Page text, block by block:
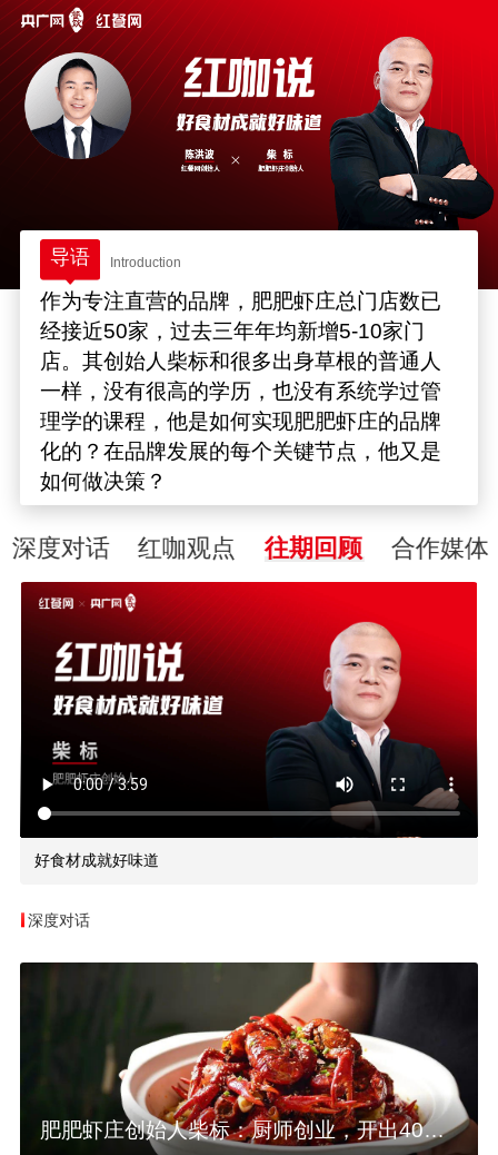
导语 Introduction
作为专注直营的品牌，肥肥虾庄总门店数已
经接近50家，过去三年年均新增5-10家门
店。其创始人柴标和很多出身草根的普通人
一样，没有很高的学历，也没有系统学过管
理学的课程，他是如何实现肥肥虾庄的品牌
化的？在品牌发展的每个关键节点，他又是
如何做决策？
深度对话 红咖观点 往期回顾 合作媒体
好食材成就好味道
深度对话
肥肥虾庄创始人柴标：厨师创业，开出40余家直营小龙虾馆